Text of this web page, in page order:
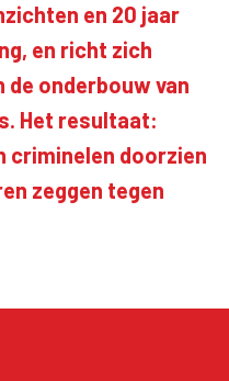
en 20 jaar
en richt zich
onderbouw van
Het resultaat:
criminelen doorzien
zeggen tegen